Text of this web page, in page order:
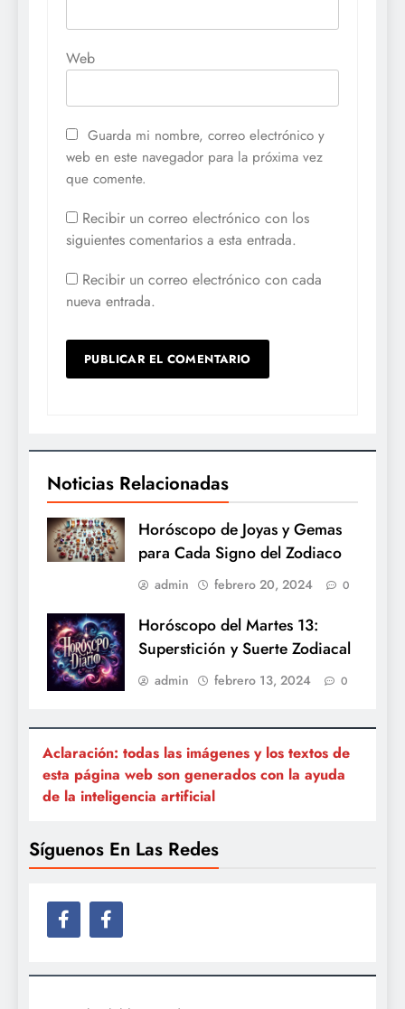
Web
Guarda mi nombre, correo electrónico y
web en este navegador para la próxima vez
que comente.
Recibir un correo electrónico con los
siguientes comentarios a esta entrada.
Recibir un correo electrónico con cada
nueva entrada.
Noticias Relacionadas
Horóscopo de Joyas y Gemas
para Cada Signo del Zodiaco
admin febrero 20, 2024 0
Horóscopo del Martes 13:
Superstición y Suerte Zodiacal
admin febrero 13, 2024 0
Aclaración: todas las imágenes y los textos de
esta página web son generados con la ayuda
de la inteligencia artificial
Síguenos En Las Redes